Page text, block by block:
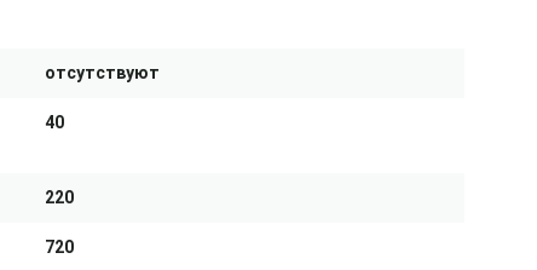
отсутствуют
40
220
720